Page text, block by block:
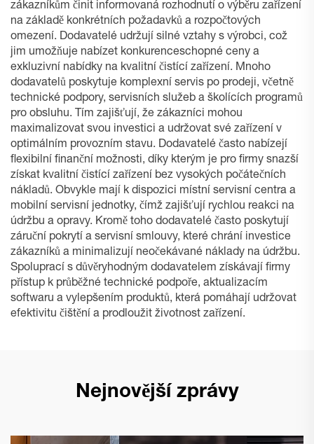
zákazníkům činit informovaná rozhodnutí o výběru zařízení
na základě konkrétních požadavků a rozpočtových
omezení. Dodavatelé udržují silné vztahy s výrobci, což
jim umožňuje nabízet konkurenceschopné ceny a
exkluzivní nabídky na kvalitní čistící zařízení. Mnoho
dodavatelů poskytuje komplexní servis po prodeji, včetně
technické podpory, servisních služeb a školících programů
pro obsluhu. Tím zajišťují, že zákazníci mohou
maximalizovat svou investici a udržovat své zařízení v
optimálním provozním stavu. Dodavatelé často nabízejí
flexibilní finanční možnosti, díky kterým je pro firmy snazší
získat kvalitní čistící zařízení bez vysokých počátečních
nákladů. Obvykle mají k dispozici místní servisní centra a
mobilní servisní jednotky, čímž zajišťují rychlou reakci na
údržbu a opravy. Kromě toho dodavatelé často poskytují
záruční pokrytí a servisní smlouvy, které chrání investice
zákazníků a minimalizují neočekávané náklady na údržbu.
Spoluprací s důvěryhodným dodavatelem získávají firmy
přístup k průběžné technické podpoře, aktualizacím
softwaru a vylepšením produktů, která pomáhají udržovat
efektivitu čištění a prodloužit životnost zařízení.
Nejnovější zprávy